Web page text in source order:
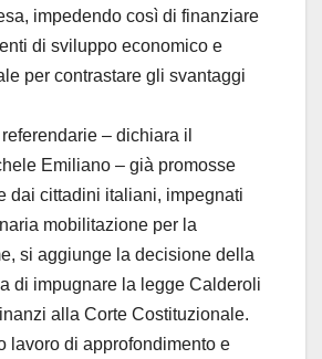
impedendo così di finanziare
di sviluppo economico e
per contrastare gli svantaggi
– dichiara il
Emiliano – già promosse
dai cittadini italiani, impegnati
mobilitazione per la
si aggiunge la decisione della
di impugnare la legge Calderoli
alla Corte Costituzionale.
lavoro di approfondimento e